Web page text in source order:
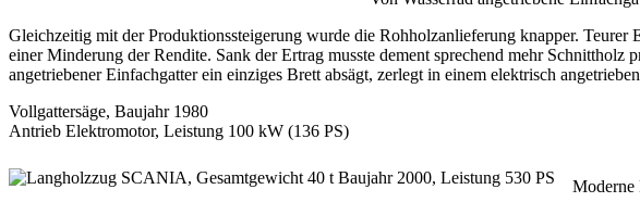
Gleichzeitig mit der Produktionssteigerung wurde die Rohholzanlieferung knapper.
einer Minderung der Rendite. Sank der Ertrag musste dement sprechend mehr
angetriebener Einfachgatter ein einziges Brett absägt, zerlegt in einem elektrisch
Vollgattersäge, Baujahr 1980
Antrieb Elektromotor, Leistung 100 kW (136 PS)
Moderne